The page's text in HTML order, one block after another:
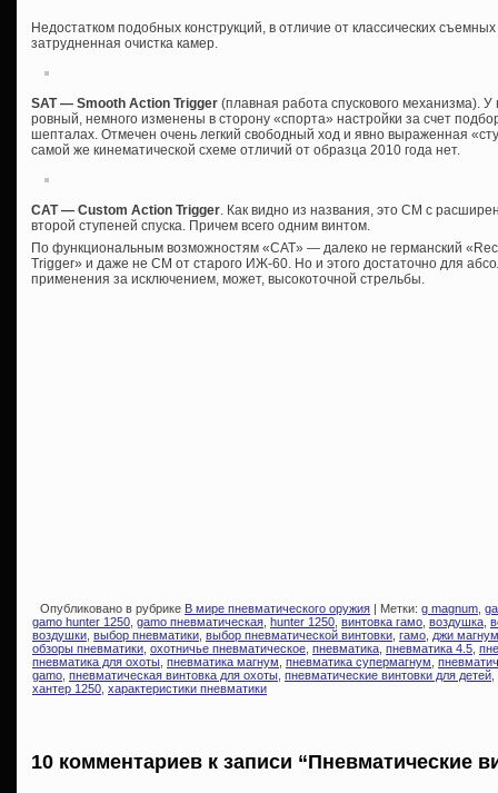
Недостатком подобных конструкций, в отличие от классических
затрудненная очистка камер.
SAT — Smooth Action Trigger (плавная работа спускового механизма).
ровный, немного изменены в сторону «спорта» настройки за счет
шепталах. Отмечен очень легкий свободный ход и явно выраженная
самой же кинематической схеме отличий от образца 2010 года нет.
CAT — Custom Action Trigger. Как видно из названия, это СМ с
второй ступеней спуска. Причем всего одним винтом.
По функциональным возможностям «CAT» — далеко не германский
Trigger» и даже не СМ от старого ИЖ-60. Но и этого достаточно для
применения за исключением, может, высокоточной стрельбы.
Опубликовано в рубрике В мире пневматического оружия | Метки: g magnum
gamo hunter 1250 gamo пневматическая hunter 1250 винтовка гамо воздушка
воздушки выбор пневматики выбор пневматической винтовки гамо джи магнум
обзоры пневматики охотничье пневматическое пневматика пневматика 4.5
пневматика для охоты пневматика магнум пневматика супермагнум
gamo пневматическая винтовка для охоты пневматические винтовки для детей
хантер 1250 характеристики пневматики
10 комментариев к записи “Пневматические